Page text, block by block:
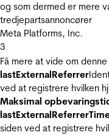
og som dermed er mere
tredjepartsannoncører
Meta Platforms, Inc.
3
Få mere at vide om
lastExternalReferrer
ved at registrere hvilken
Maksimal
siden ved at registrere